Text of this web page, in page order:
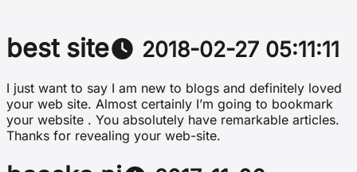
best site 2018-02-27 05:11:11
I just want to say I am new to blogs and definitely loved
your web site. Almost certainly I’m going to bookmark
your website . You absolutely have remarkable articles.
Thanks for revealing your web-site.